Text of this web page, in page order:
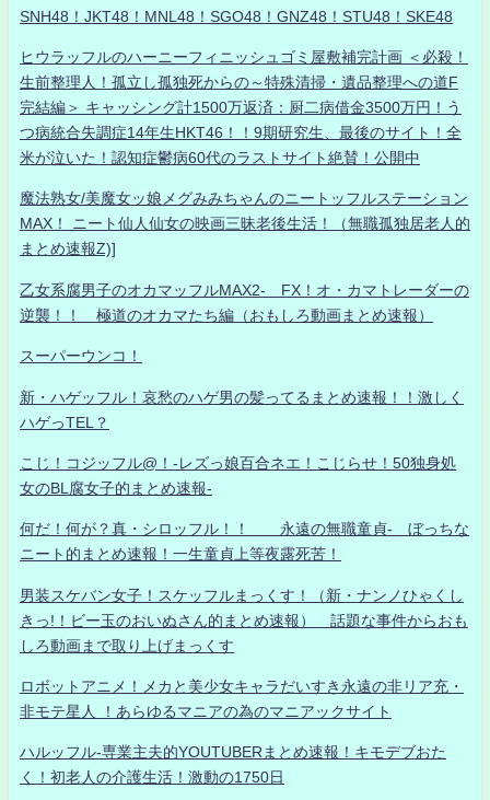
SNH48！JKT48！MNL48！SGO48！GNZ48！STU48！SKE48
ヒウラッフルのハーニーフィニッシュゴミ屋敷補完計画 ＜必殺！
生前整理人！孤立し孤独死からの～特殊清掃・遺品整理への道F
完結編＞ キャッシング計1500万返済：厨二病借金3500万円！う
つ病統合失調症14年生HKT46！！9期研究生、最後のサイト！全
米が泣いた！認知症鬱病60代のラストサイト絶賛！公開中
魔法熟女/美魔女ッ娘メグみみちゃんのニートッフルステーション
MAX！ ニート仙人仙女の映画三昧老後生活！（無職孤独居老人的
まとめ速報Z)]
乙女系腐男子のオカマッフルMAX2- FX！オ・カマトレーダーの
逆襲！！ 極道のオカマたち編（おもしろ動画まとめ速報）
スーパーウンコ！
新・ハゲッフル！哀愁のハゲ男の髪ってるまとめ速報！！激しく
ハゲっTEL？
こじ！コジッフル@！-レズっ娘百合ネエ！こじらせ！50独身処
女のBL腐女子的まとめ速報-
何だ！何が？真・シロッフル！！ 永遠の無職童貞- ぼっちな
ニート的まとめ速報！一生童貞上等夜露死苦！
男装スケバン女子！スケッフルまっくす！（新・ナンノひゃくし
きっ!！ビー玉のおいぬさん的まとめ速報） 話題な事件からおも
しろ動画まで取り上げまっくす
ロボットアニメ！メカと美少女キャラだいすき永遠の非リア充・
非モテ星人 ！あらゆるマニアの為のマニアックサイト
ハルッフル-専業主夫的YOUTUBERまとめ速報！キモデブおた
く！初老人の介護生活！激動の1750日